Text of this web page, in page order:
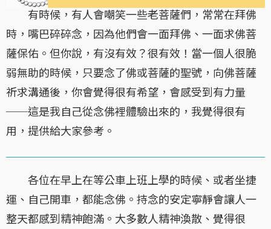
有時候，有人會嘲笑一些老菩薩們，常常在拜佛
時，嘴巴碎碎念，因為他們會一面拜佛、一面求佛菩
薩保佑。但你說，有沒有效？很有效！當一個人很脆
弱無助的時候，只要念了佛或菩薩的聖號，向佛菩薩
祈求溝通後，你會覺得很有希望，會感受到有力量
──這是我自己從念佛裡體驗出來的，我覺得很有
用，提供給大家參考。
各位在早上在等公車上班上學的時候、或者坐捷
運、自己開車，都能念佛。持念的安定寧靜會讓人一
整天都感到精神飽滿。大多數人精神渙散、覺得很